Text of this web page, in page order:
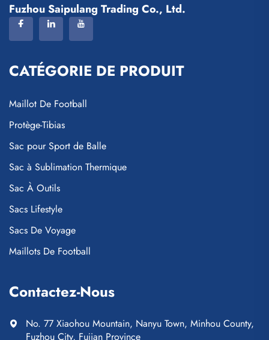
Fuzhou Saipulang Trading Co., Ltd.
CATÉGORIE DE PRODUIT
Maillot De Football
Protège-Tibias
Sac pour Sport de Balle
Sac à Sublimation Thermique
Sac À Outils
Sacs Lifestyle
Sacs De Voyage
Maillots De Football
Contactez-Nous
No. 77 Xiaohou Mountain, Nanyu Town, Minhou County,
Fuzhou City, Fujian Province